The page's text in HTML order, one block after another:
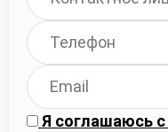
Я соглашаюсь с